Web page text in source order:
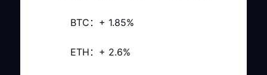
BTC：+ 1.85%
ETH：+ 2.6%